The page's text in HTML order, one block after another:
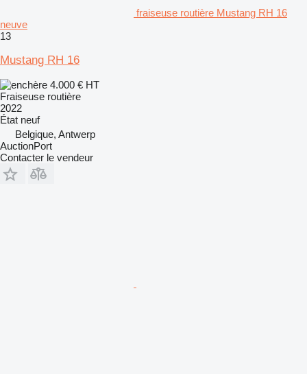
fraiseuse routière Mustang RH 16
neuve
13
Mustang RH 16
4.000 € HT
Fraiseuse routière
2022
État neuf
Belgique, Antwerp
AuctionPort
Contacter le vendeur